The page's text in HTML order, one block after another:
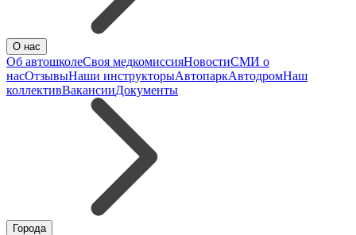
О нас
Об автошколеСвоя медкомиссияНовостиСМИ о
насОтзывыНаши инструкторыАвтопаркАвтодромНаш
коллективВакансииДокументы
Города